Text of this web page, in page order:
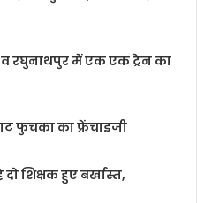
रघुनाथपुर में एक एक ट्रेन का
फुचका का फ्रेंचाइजी
शिक्षक हुए बर्खास्त,